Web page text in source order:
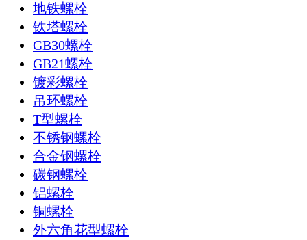
地铁螺栓
铁塔螺栓
GB30螺栓
GB21螺栓
镀彩螺栓
吊环螺栓
T型螺栓
不锈钢螺栓
合金钢螺栓
碳钢螺栓
铝螺栓
铜螺栓
外六角花型螺栓